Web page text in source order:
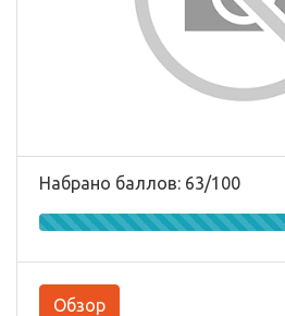
Набрано баллов: 63/100
Обзор